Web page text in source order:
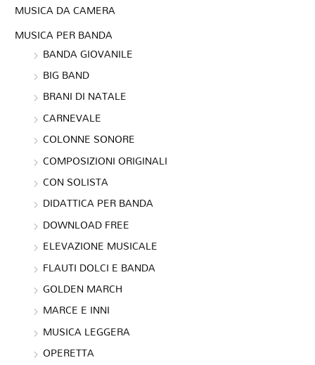
MUSICA DA CAMERA
MUSICA PER BANDA
BANDA GIOVANILE
BIG BAND
BRANI DI NATALE
CARNEVALE
COLONNE SONORE
COMPOSIZIONI ORIGINALI
CON SOLISTA
DIDATTICA PER BANDA
DOWNLOAD FREE
ELEVAZIONE MUSICALE
FLAUTI DOLCI E BANDA
GOLDEN MARCH
MARCE E INNI
MUSICA LEGGERA
OPERETTA